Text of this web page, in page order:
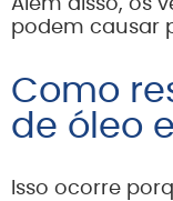
Além disso, os
podem causar
Como
de óleo
Isso ocorre